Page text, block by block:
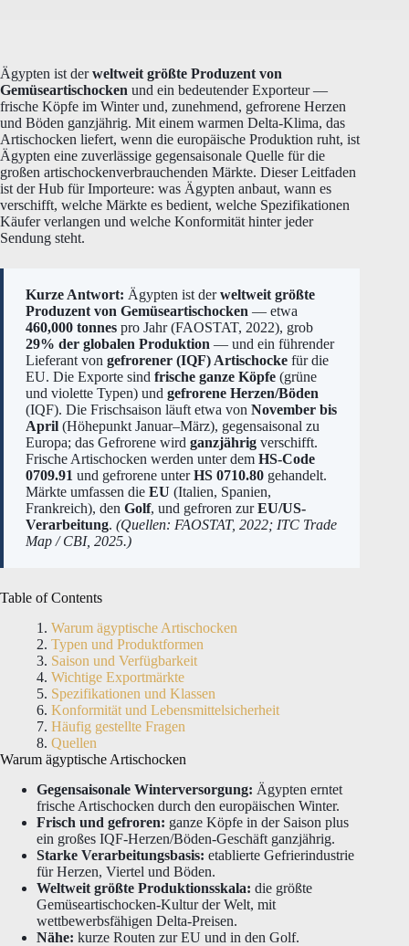
Ägypten ist derweltweit größte Produzent von
Gemüseartischocken und ein bedeutender Exporteur —
frische Köpfe im Winter und, zunehmend, gefrorene Herzen
und Böden ganzjährig. Mit einem warmen Delta-Klima, das
Artischocken liefert, wenn die europäische Produktion ruht, ist
Ägypten eine zuverlässige gegensaisonale Quelle für die
großen artischockenverbrauchenden Märkte. Dieser Leitfaden
ist der Hub für Importeure: was Ägypten anbaut, wann es
verschifft, welche Märkte es bedient, welche Spezifikationen
Käufer verlangen und welche Konformität hinter jeder
Sendung steht.
Kurze Antwort: Ägypten ist derweltweit größte
Produzent von Gemüseartischocken — etwa
460,000 tonnes pro Jahr (FAOSTAT, 2022), grob
29% der globalen Produktion — und ein führender
Lieferant von gefrorener (IQF) Artischocke für die
EU. Die Exporte sind frische ganze Köpfe (grüne
und violette Typen) und gefrorene Herzen/Böden
(IQF). Die Frischsaison läuft etwa von November bis
April (Höhepunkt Januar–März), gegensaisonal zu
Europa; das Gefrorene wird ganzjährig verschifft.
Frische Artischocken werden unter dem HS-Code
0709.91 und gefrorene unterHS 0710.80 gehandelt.
Märkte umfassen die EU (Italien, Spanien,
Frankreich), den Golf, und gefroren zurEU/US-
Verarbeitung. (Quellen: FAOSTAT, 2022; ITC Trade
Map / CBI, 2025.)
Table of Contents
Warum ägyptische Artischocken
Typen und Produktformen
Saison und Verfügbarkeit
Wichtige Exportmärkte
Spezifikationen und Klassen
Konformität und Lebensmittelsicherheit
Häufig gestellte Fragen
Quellen
Warum ägyptische Artischocken
Gegensaisonale Winterversorgung: Ägypten erntet
frische Artischocken durch den europäischen Winter.
Frisch und gefroren: ganze Köpfe in der Saison plus
ein großes IQF-Herzen/Böden-Geschäft ganzjährig.
Starke Verarbeitungsbasis: etablierte Gefrierindustrie
für Herzen, Viertel und Böden.
Weltweit größte Produktionsskala: die größte
Gemüseartischocken-Kultur der Welt, mit
wettbewerbsfähigen Delta-Preisen.
Nähe: kurze Routen zur EU und in den Golf.